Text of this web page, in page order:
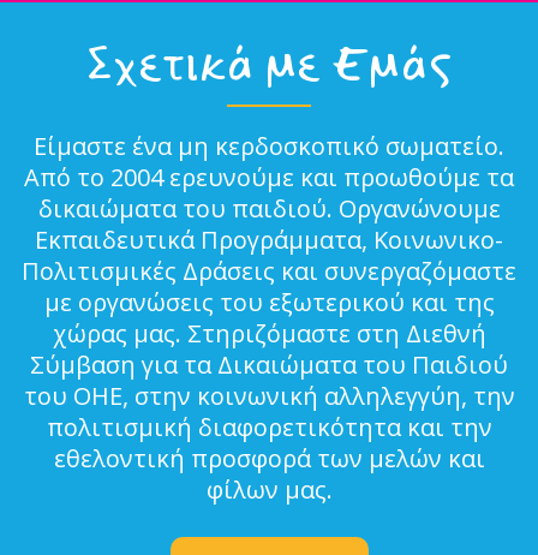
Σχετικά με Εμάς
Είμαστε ένα μη κερδοσκοπικό σωματείο.
Από το 2004 ερευνούμε και προωθούμε τα
δικαιώματα του παιδιού. Οργανώνουμε
Εκπαιδευτικά Προγράμματα, Κοινωνικο-
Πολιτισμικές Δράσεις και συνεργαζόμαστε
με οργανώσεις του εξωτερικού και της
χώρας μας. Στηριζόμαστε στη Διεθνή
Σύμβαση για τα Δικαιώματα του Παιδιού
του ΟΗΕ, στην κοινωνική αλληλεγγύη, την
πολιτισμική διαφορετικότητα και την
εθελοντική προσφορά των μελών και
φίλων μας.